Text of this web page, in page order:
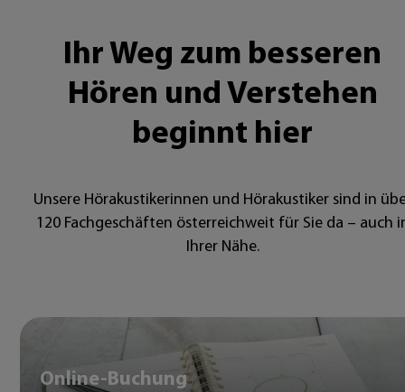
Ihr Weg zum besseren
Hören und Verstehen
beginnt hier
Unsere Hörakustikerinnen und Hörakustiker sind in
120 Fachgeschäften österreichweit für Sie da – auch
Ihrer Nähe.
Online-Buchung